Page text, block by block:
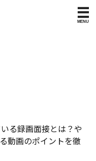
る録画面接とは？や
動画のポイントを徹